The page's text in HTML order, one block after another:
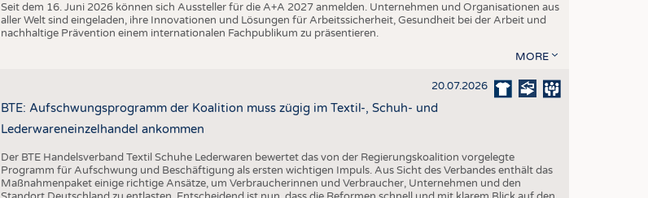
Seit dem 16. Juni 2026 können sich Aussteller für die A+A 2027 anmelden. Unternehmen und Organisationen aus
aller Welt sind eingeladen, ihre Innovationen und Lösungen für Arbeitssicherheit, Gesundheit bei der Arbeit und
nachhaltige Prävention einem internationalen Fachpublikum zu präsentieren.
MORE
20.07.2026
BTE: Aufschwungsprogramm der Koalition muss zügig im Textil-, Schuh- und
Lederwareneinzelhandel ankommen
Der BTE Handelsverband Textil Schuhe Lederwaren bewertet das von der Regierungskoalition vorgelegte
Programm für Aufschwung und Beschäftigung als ersten wichtigen Impuls. Aus Sicht des Verbandes enthält das
Maßnahmenpaket einige richtige Ansätze, um Verbraucherinnen und Verbraucher, Unternehmen und den